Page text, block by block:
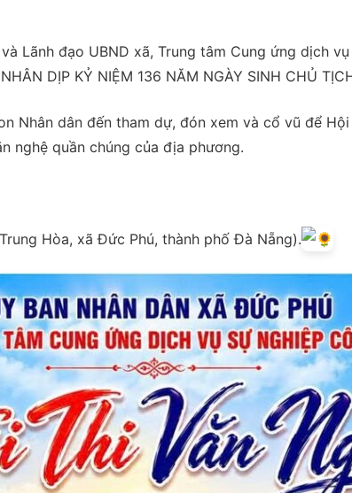
Lãnh đạo UBND xã, Trung tâm Cung ứng dịch
DỊP KỶ NIỆM 136 NĂM NGÀY SINH CHỦ
Nhân dân đến tham dự, đón xem và cổ vũ để
nghệ quần chúng của địa phương.
Hòa, xã Đức Phú, thành phố Đà Nẵng).